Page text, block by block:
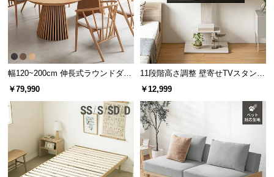
幅120~200cm 伸長式ラウンドダイ
ニングテーブル 6人掛け 天然木突
￥79,990
11段階高さ調整 壁寄せTVスタンド
キャスター付き 上下左右角度調節
￥12,999